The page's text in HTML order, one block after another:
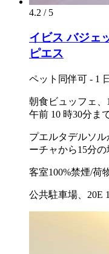
4.2 / 5
イビス バジェ
ピエス
ペット同伴可 - 1
朝食ビュッフェ、
午前 10 時30分ま
プエルタデルソ
ーチャから15分の
客室100%禁煙/荷
公共駐車場、20E